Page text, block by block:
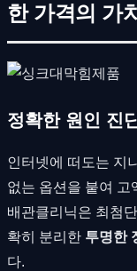
한 가격의 가
정확한 원인 진
인터넷에 떠도는 지
없는 옵션을 붙여 고
배관클리닉은 최첨
확히 분리한 투명한
다.